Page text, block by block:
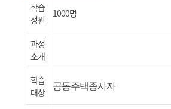
학습
정원
1000명
과정
소개
학습
대상
공동주택종사자